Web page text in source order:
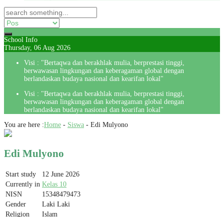
School Info
Thursday, 06 Aug 2026
Visi : "Bertaqwa dan berakhlak mulia, berprestasi tinggi,
berwawasan lingkungan dan keberagaman global dengan
berlandaskan budaya nasional dan kearifan lokal"
Visi : "Bertaqwa dan berakhlak mulia, berprestasi tinggi,
berwawasan lingkungan dan keberagaman global dengan
berlandaskan budaya nasional dan kearifan lokal"
You are here :Home - Siswa - Edi Mulyono
Edi Mulyono
Start study
12 June 2026
Currently in Kelas 10
NISN
15348479473
Gender
Laki Laki
Religion
Islam